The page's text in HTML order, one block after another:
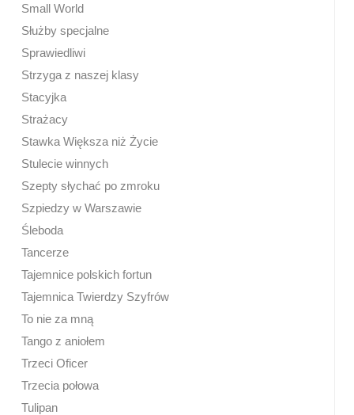
Small World
Służby specjalne
Sprawiedliwi
Strzyga z naszej klasy
Stacyjka
Strażacy
Stawka Większa niż Życie
Stulecie winnych
Szepty słychać po zmroku
Szpiedzy w Warszawie
Śleboda
Tancerze
Tajemnice polskich fortun
Tajemnica Twierdzy Szyfrów
To nie za mną
Tango z aniołem
Trzeci Oficer
Trzecia połowa
Tulipan